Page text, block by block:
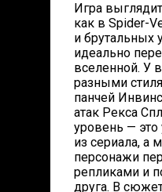
Игра
как в Spider-
и брутальных
идеально
вселенной. У
разными
панчей
атак Рекса
уровень —
из сериала, а
персонажи
репликами и
друга. В